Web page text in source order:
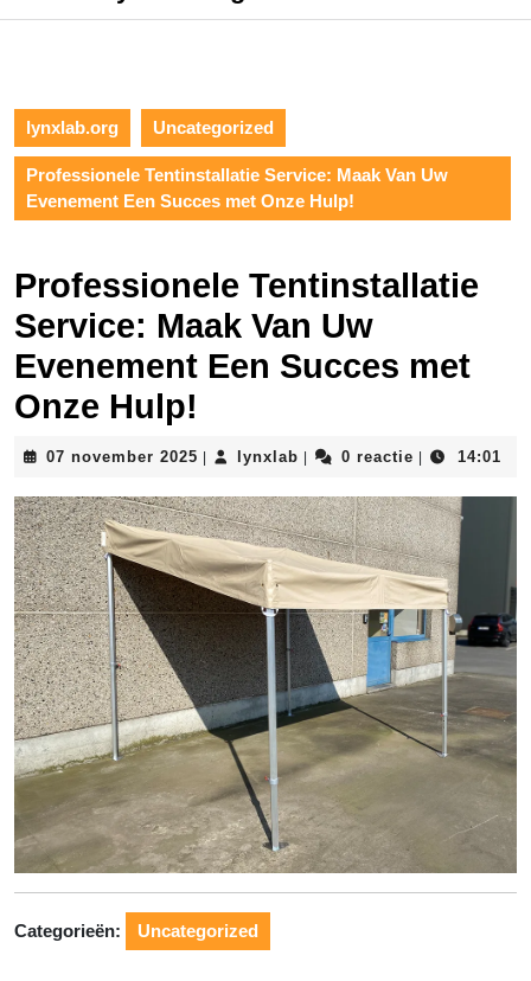
lynxlab.org Uncategorized
Professionele Tentinstallatie Service: Maak Van Uw
Evenement Een Succes met Onze Hulp!
Professionele Tentinstallatie
Service: Maak Van Uw
Evenement Een Succes met
Onze Hulp!
07 november 2025 07
2025
lynxlab lynxlab0 reactie 14:01
Categorieën: Uncategorized